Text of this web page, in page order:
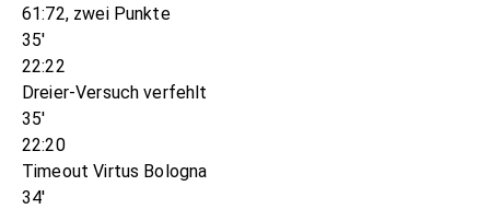
61:72, zwei Punkte
35'
22:22
Dreier-Versuch verfehlt
35'
22:20
Timeout Virtus Bologna
34'